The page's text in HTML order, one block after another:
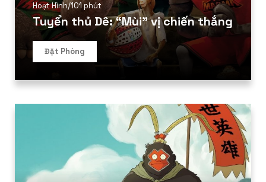
Hoạt Hình/101 phút
Tuyển thủ Dê: “Mùi” vị chiến thắng
Đặt Phòng